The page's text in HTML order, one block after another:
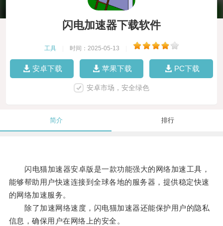
闪电加速器下载软件
工具 时间：2025-05-13
安卓下载 苹果下载 PC下载
安卓市场，安全绿色
简介 排行
闪电猫加速器安卓版是一款功能强大的网络加速工具，
能够帮助用户快速连接到全球各地的服务器，提供稳定快速
的网络加速服务。
除了加速网络速度，闪电猫加速器还能保护用户的隐私
信息，确保用户在网络上的安全。